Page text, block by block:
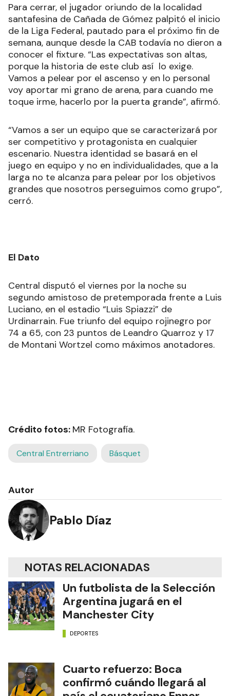
Para cerrar, el jugador oriundo de la localidad
santafesina de Cañada de Gómez palpitó el inicio
de la Liga Federal, pautado para el próximo fin de
semana, aunque desde la CAB todavía no dieron a
conocer el fixture. “Las expectativas son altas,
porque la historia de este club así lo exige.
Vamos a pelear por el ascenso y en lo personal
voy aportar mi grano de arena, para cuando me
toque irme, hacerlo por la puerta grande”, afirmó.
“Vamos a ser un equipo que se caracterizará por
ser competitivo y protagonista en cualquier
escenario. Nuestra identidad se basará en el
juego en equipo y no en individualidades, que a la
larga no te alcanza para pelear por los objetivos
grandes que nosotros perseguimos como grupo”,
cerró.
El Dato
Central disputó el viernes por la noche su
segundo amistoso de pretemporada frente a Luis
Luciano, en el estadio “Luis Spiazzi” de
Urdinarrain. Fue triunfo del equipo rojinegro por
74 a 65, con 23 puntos de Leandro Quarroz y 17
de Montani Wortzel como máximos anotadores.
Crédito fotos: MR Fotografía.
Central Entrerriano Básquet
Autor
Pablo Díaz
NOTAS RELACIONADAS
Un futbolista de la Selección
Argentina jugará en el
Manchester City
DEPORTES
Cuarto refuerzo: Boca
confirmó cuándo llegará al